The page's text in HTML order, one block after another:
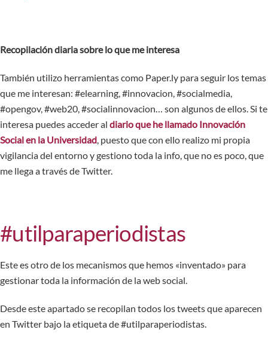
Recopilación diaria sobre lo que me interesa
También utilizo herramientas como Paper.ly para seguir los temas
que me interesan: #elearning, #innovacion, #socialmedia,
#opengov, #web20, #socialinnovacion… son algunos de ellos. Si te
interesa puedes acceder al diario que he llamado Innovación
Social en la Universidad, puesto que con ello realizo mi propia
vigilancia del entorno y gestiono toda la info, que no es poco, que
me llega a través de Twitter.
#utilparaperiodistas
Este es otro de los mecanismos que hemos «inventado» para
gestionar toda la información de la web social.
Desde este apartado se recopilan todos los tweets que aparecen
en Twitter bajo la etiqueta de #utilparaperiodistas.